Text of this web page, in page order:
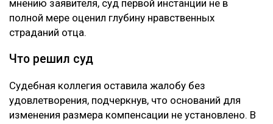
алкогольного опьянения, грубо нарушил правила
дорожного движения, выехал на встречную полосу и
человека, включая единственную дочь заявителя.
Кроме того, потерпевший обращал внимание суда на
то, что девушка погибла в 20 лет, не успев создать
семью и реализовать свои жизненные планы. По